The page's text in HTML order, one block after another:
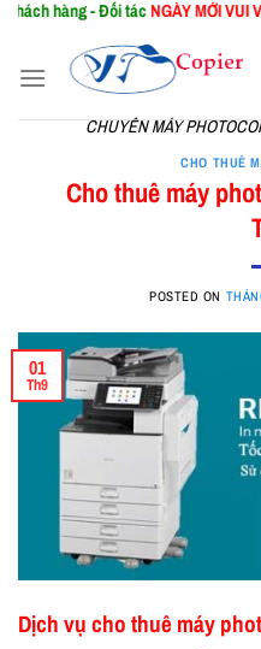
Skip
content
- Đối tácNGÀY MỚIVUI VẺ - NHIỀU
CHUYÊN MÁY
CHO THUÊ
Cho thuê máy
POSTED ON
01
Th9
Dịch vụ cho thuê máy